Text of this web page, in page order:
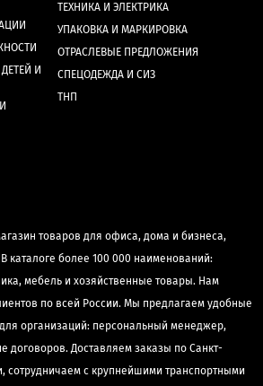
И
ТЕХНИКА И ЭЛЕКТРИКА
УПАКОВКА И МАРКИРОВКА
ОТРАСЛЕВЫЕ ПРЕДЛОЖЕНИЯ
СПЕЦОДЕЖДА И СИЗ
ТНП
товаров для офиса, дома и бизнеса,
каталоге более 100 000 наименований:
мебель и хозяйственные товары. Нам
по всей России. Мы предлагаем удобные
организаций: персональный менеджер,
договоров. Доставляем заказы по Санкт-
сотрудничаем с крупнейшими транспортными